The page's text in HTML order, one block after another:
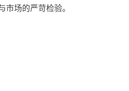
市场的严苛检验。